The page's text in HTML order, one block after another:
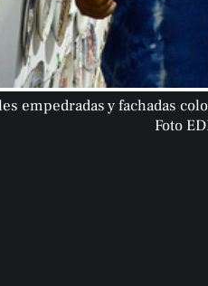
empedradas y fachadas
Foto